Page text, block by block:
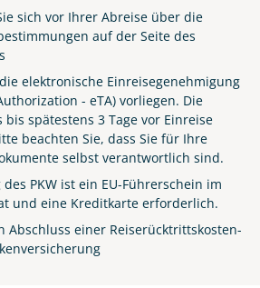
sich vor Ihrer Abreise über die
auf der Seite des
elektronische Einreisegenehmigung
- eTA) vorliegen. Die
bis spätestens 3 Tage vor Einreise
beachten Sie, dass Sie für Ihre
selbst verantwortlich sind.
PKW ist ein EU-Führerschein im
und eine Kreditkarte erforderlich.
Abschluss einer Reiserücktrittskosten-